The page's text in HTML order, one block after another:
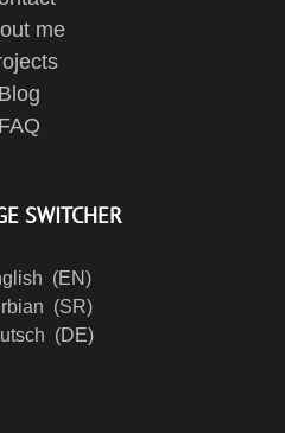
me
Blog
FAQ
SWITCHER
EN
SR
DE